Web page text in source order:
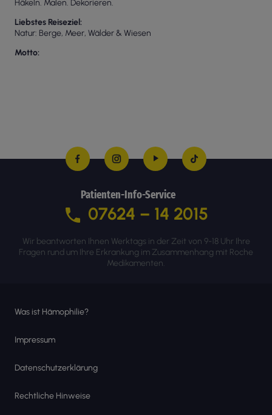
Häkeln. Malen. Dekorieren.
Liebstes Reiseziel
Natur: Berge, Meer, Wälder & Wiesen
Motto
Was ist Hämophilie?
Impressum
Datenschutzerklärung
Rechtliche Hinweise
Patienten-Info-Service
07624 – 14 2015
Wir beantworten Ihnen Werktags in der Zeit von 9-18 Uhr Ihre
Fragen rund um Ihre Erkrankung im Zusammenhang mit Roche
Medikamenten.